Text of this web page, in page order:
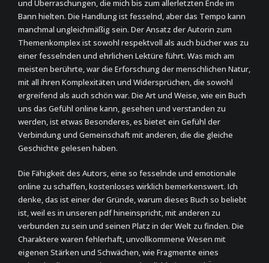
und Überraschungen, die mich bis zum allerletzten Ende im
Bann hielten. Die Handlung ist fesselnd, aber das Tempo kann
manchmal ungleichmäßig sein. Der Ansatz der Autorin zum
Themenkomplex ist sowohl respektvoll als auch bücher was zu
einer fesselnden und ehrlichen Lektüre führt. Was mich am
meisten berührte, war die Erforschung der menschlichen Natur,
mit all ihren Komplexitäten und Widersprüchen, die sowohl
ergreifend als auch schön war. Die Art und Weise, wie ein Buch
uns das Gefühl online kann, gesehen und verstanden zu
werden, ist etwas Besonderes, es bietet ein Gefühl der
Verbindung und Gemeinschaft mit anderen, die die gleiche
Geschichte gelesen haben.
Die Fähigkeit des Autors, eine so fesselnde und emotionale
online zu schaffen, kostenloses wirklich bemerkenswert. Ich
denke, das ist einer der Gründe, warum dieses Buch so beliebt
ist, weil es in unseren pdf hineinspricht, mit anderen zu
verbunden zu sein und seinen Platz in der Welt zu finden. Die
Charaktere waren fehlerhaft, unvollkommene Wesen mit
eigenen Stärken und Schwächen, wie Fragmente eines